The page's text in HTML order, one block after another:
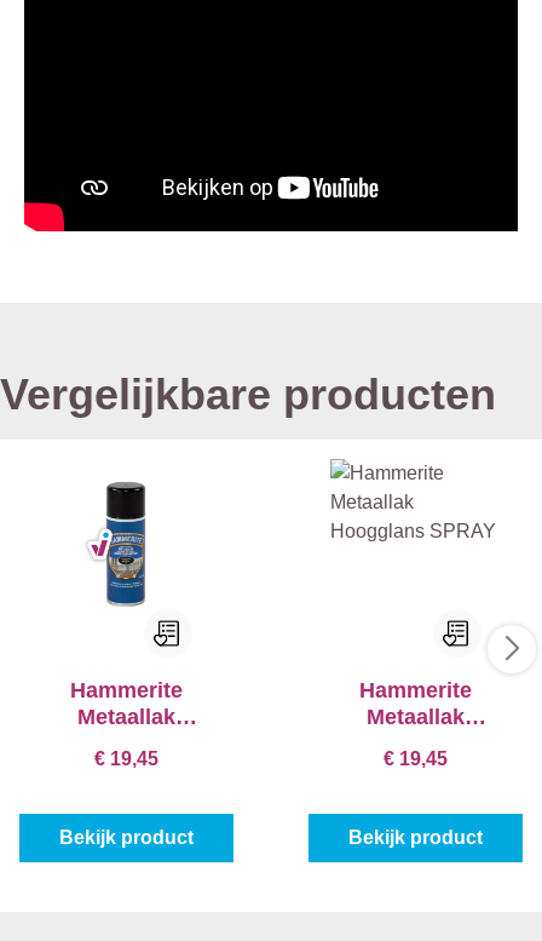
Vergelijkbare producten
Hammerite
Metaallak
€ 19,45
Bekijk product
Hammerite
Metaallak
€ 19,45
Bekijk product